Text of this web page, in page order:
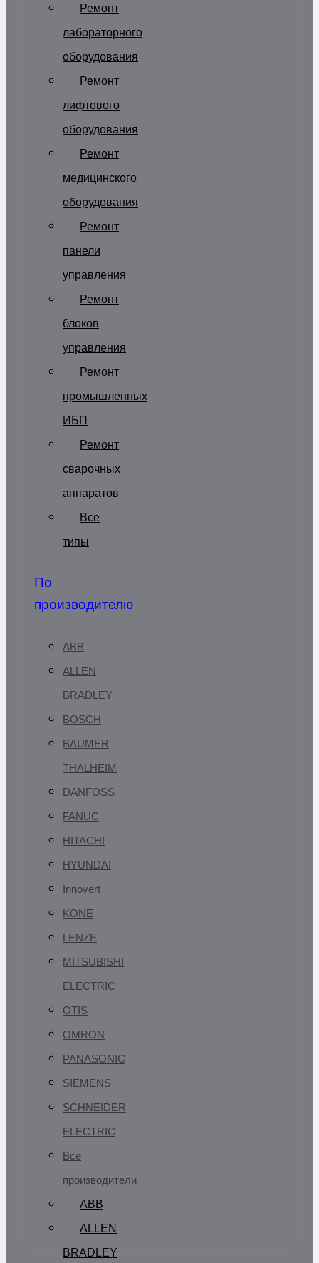
Ремонт
лабораторного
оборудования
Ремонт
лифтового
оборудования
Ремонт
медицинского
оборудования
Ремонт
панели
управления
Ремонт
блоков
управления
Ремонт
промышленных
ИБП
Ремонт
сварочных
аппаратов
Все
типы
По
производителю
ABB
ALLEN
BRADLEY
BOSCH
BAUMER
THALHEIM
DANFOSS
FANUC
HITACHI
HYUNDAI
Innovert
KONE
LENZE
MITSUBISHI
ELECTRIC
OTIS
OMRON
PANASONIC
SIEMENS
SCHNEIDER
ELECTRIC
Все
производители
ABB
ALLEN
BRADLEY